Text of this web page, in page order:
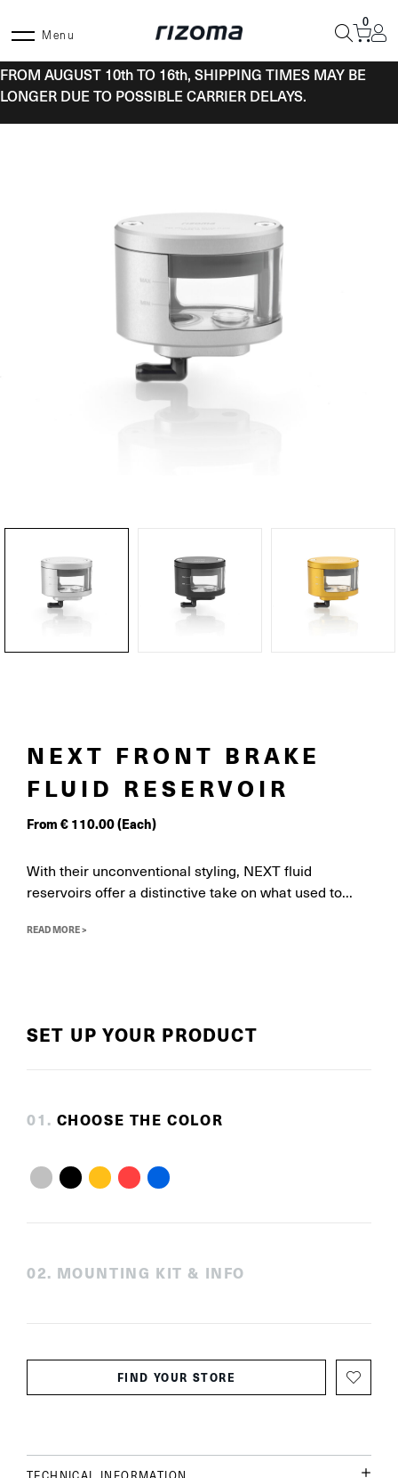
Menu
0
FROM AUGUST 10th TO 16th, SHIPPING TIMES MAY BE
LONGER DUE TO POSSIBLE CARRIER DELAYS.
NEXT FRONT BRAKE
FLUID RESERVOIR
From € 110.00(Each)
With their unconventional styling, NEXT fluid
reservoirs offer a distinctive take on what used to...
READ MORE >
SET UP YOUR PRODUCT
01 . CHOOSE THE COLOR
02. MOUNTING KIT & INFO
FIND YOUR STORE